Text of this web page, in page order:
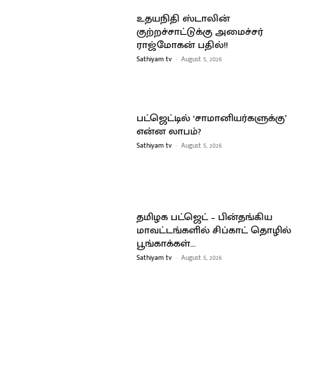
உதயநிதி ஸ்டாலின்
குற்றச்சாட்டுக்கு அமைச்சர்
ராஜ்மோகன் பதில்!!
Sathiyam tv - August 5, 2026
பட்ஜெட்டில் ‘சாமானியர்களுக்கு’
என்ன லாபம்?
Sathiyam tv - August 5, 2026
தமிழக பட்ஜெட் – பின்தங்கிய
மாவட்டங்களில் சிப்காட் தொழில்
பூங்காக்கள்…
Sathiyam tv - August 5, 2026